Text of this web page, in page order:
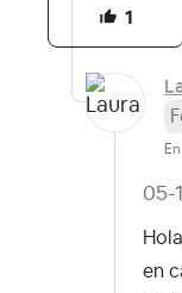
1
‎05-
Hola
en